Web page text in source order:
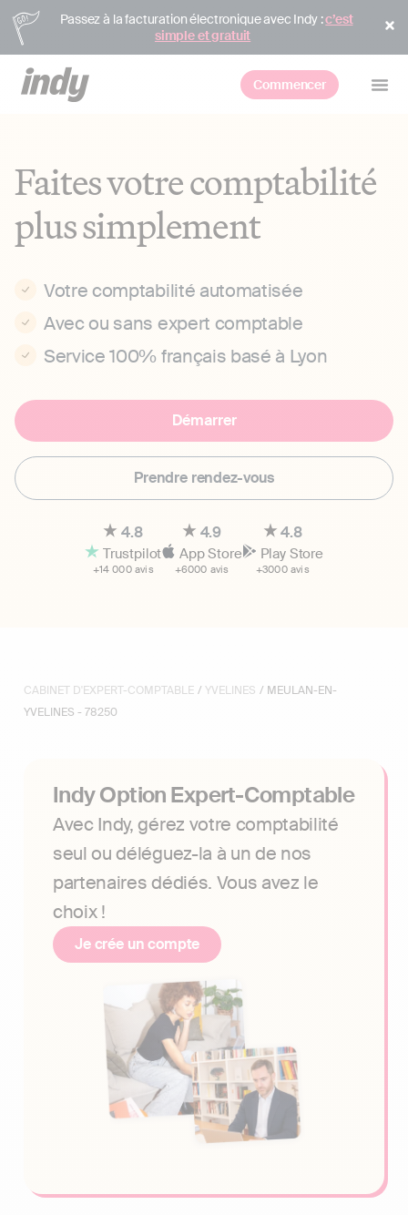
Passez à la facturation électronique avec Indy :c’est
simple et gratuit
Commencer
Faites votre comptabilité
plus simplement
Votre comptabilité automatisée
Avec ou sans expert comptable
Service 100% français basé à Lyon
Démarrer
Prendre rendez-vous
4.8
Trustpilot
+14 000 avis
4.9
App Store
+6000 avis
4.8
Play Store
+3000 avis
CABINET D'EXPERT-COMPTABLE / YVELINES / MEULAN-EN-
YVELINES - 78250
Indy Option Expert-Comptable
Avec Indy, gérez votre comptabilité
seul ou déléguez-la à un de nos
partenaires dédiés. Vous avez le
choix !
Je crée un compte